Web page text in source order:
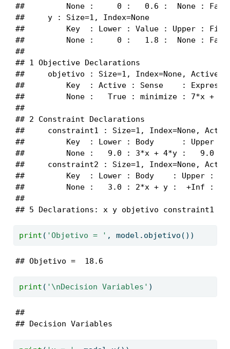
##         None :     0 :   0.6 :  None : False :
##     y : Size=1, Index=None
##         Key  : Lower : Value : Upper :
##         None :     0 :   1.8 :  None : False :
##
## 1 Objective Declarations
##     objetivo : Size=1, Index=None,
##         Key  : Active : Sense    :
##         None :   True : minimize : 7*x +
##
## 2 Constraint Declarations
##     constraint1 : Size=1, Index=None,
##         Key  : Lower : Body      : Upper :
##         None :   9.0 : 3*x + 4*y :   9.0 :
##     constraint2 : Size=1, Index=None,
##         Key  : Lower : Body    : Upper :
##         None :   3.0 : 2*x + y :  +Inf :
##
## 5 Declarations: x y objetivo constraint1
print ( 'Objetivo = ' , model.objetivo())
## Objetivo =  18.6
print ( ' \nDecision Variables' )
##
## Decision Variables